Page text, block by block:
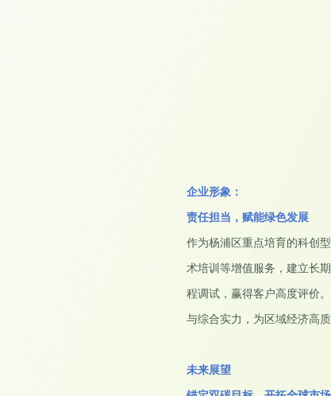
企业形象 ：
责任担当，赋能绿色发展
作为杨浦区重点培育的科创
术培训等增值服务，建立长
程调试，赢得客户高度评价
与综合实力，为区域经济高
未来展望